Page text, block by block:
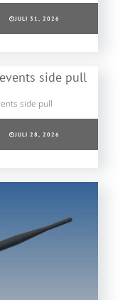
JULI 31, 2026
side pull
JULI 28, 2026